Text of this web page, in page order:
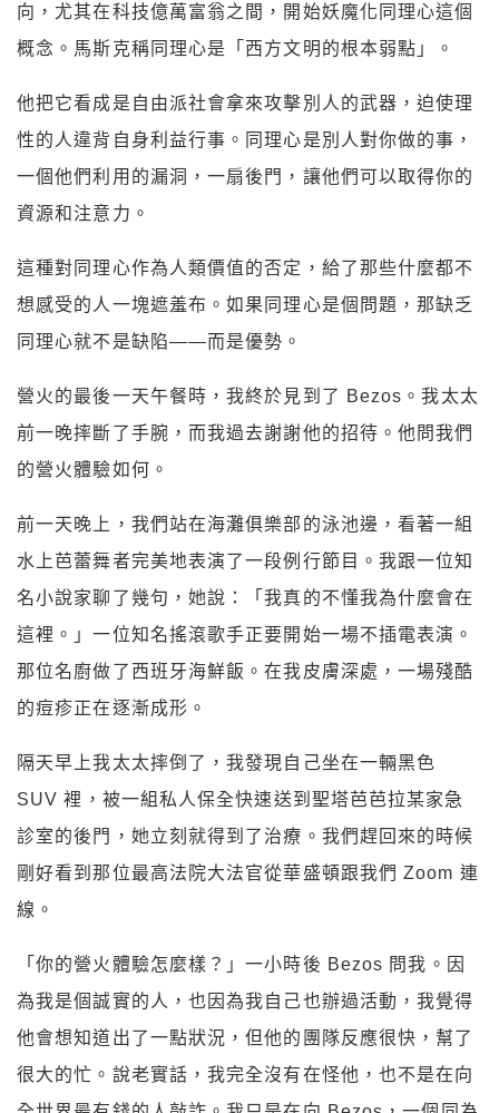
向，尤其在科技億萬富翁之間，開始妖魔化同理心這個
概念。馬斯克稱同理心是「西方文明的根本弱點」。
他把它看成是自由派社會拿來攻擊別人的武器，迫使理
性的人違背自身利益行事。同理心是別人對你做的事，
一個他們利用的漏洞，一扇後門，讓他們可以取得你的
資源和注意力。
這種對同理心作為人類價值的否定，給了那些什麼都不
想感受的人一塊遮羞布。如果同理心是個問題，那缺乏
同理心就不是缺陷——而是優勢。
營火的最後一天午餐時，我終於見到了 Bezos。我太太
前一晚摔斷了手腕，而我過去謝謝他的招待。他問我們
的營火體驗如何。
前一天晚上，我們站在海灘俱樂部的泳池邊，看著一組
水上芭蕾舞者完美地表演了一段例行節目。我跟一位知
名小說家聊了幾句，她說：「我真的不懂我為什麼會在
這裡。」一位知名搖滾歌手正要開始一場不插電表演。
那位名廚做了西班牙海鮮飯。在我皮膚深處，一場殘酷
的痘疹正在逐漸成形。
隔天早上我太太摔倒了，我發現自己坐在一輛黑色
SUV 裡，被一組私人保全快速送到聖塔芭芭拉某家急
診室的後門，她立刻就得到了治療。我們趕回來的時候
剛好看到那位最高法院大法官從華盛頓跟我們 Zoom 連
線。
「你的營火體驗怎麼樣？」一小時後 Bezos 問我。因
為我是個誠實的人，也因為我自己也辦過活動，我覺得
他會想知道出了一點狀況，但他的團隊反應很快，幫了
很大的忙。說老實話，我完全沒有在怪他，也不是在向